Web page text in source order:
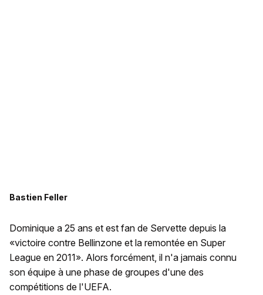
Bastien Feller
Dominique a 25 ans et est fan de Servette depuis la
«victoire contre Bellinzone et la remontée en Super
League en 2011». Alors forcément, il n'a jamais connu
son équipe à une phase de groupes d'une des
compétitions de l'UEFA.